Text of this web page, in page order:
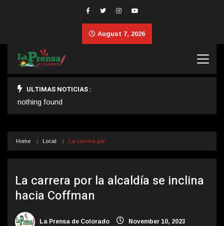
August 7, 2026
ULTIMAS NOTICIAS :
nothing found
Home Local La carrera por…
La carrera por la alcaldía se inclina
hacia Coffman
La Prensa de Colorado November 10, 2023